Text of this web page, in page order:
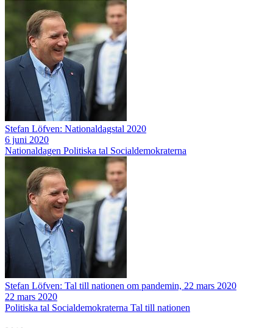
Stefan Löfven: Nationaldagstal 2020
6 juni 2020
Nationaldagen Politiska tal Socialdemokraterna
Stefan Löfven: Tal till nationen om pandemin, 22 mars 2020
22 mars 2020
Politiska tal Socialdemokraterna Tal till nationen